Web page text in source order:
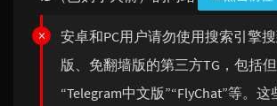
安卓和PC用户请勿使用搜索引擎
版、免翻墙版的第三方TG，包括
“Telegram中文版”“FlyChat”等。这